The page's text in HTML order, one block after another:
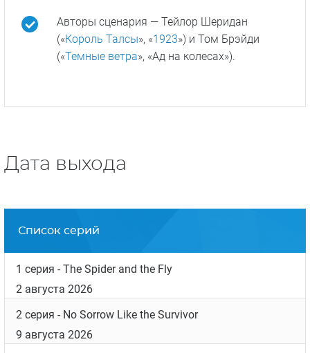
Авторы сценария — Тейлор Шеридан
(«Король Талсы», «1923») и Том Брэйди
(«Темные ветра», «Ад на колесах»).
Дата выхода
Список серий
1 серия - The Spider and the Fly
2 августа 2026
2 серия - No Sorrow Like the Survivor
9 августа 2026